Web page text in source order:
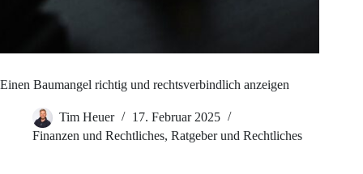
Einen Baumangel richtig und rechtsverbindlich anzeigen
Tim Heuer
17. Februar 2025
Finanzen und Rechtliches, Ratgeber und Rechtliches